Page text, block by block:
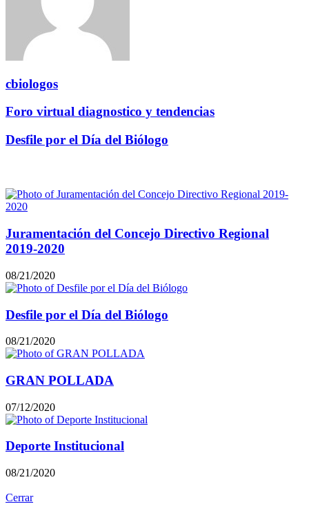
cbiologos
Foro virtual diagnostico y tendencias
Desfile por el Día del Biólogo
Juramentación del Concejo Directivo Regional
2019-2020
08/21/2020
Desfile por el Día del Biólogo
08/21/2020
GRAN POLLADA
07/12/2020
Deporte Institucional
08/21/2020
Cerrar